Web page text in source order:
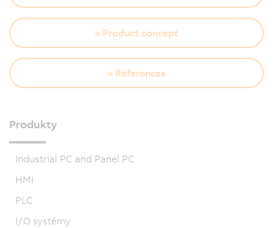
» Product concept
» References
Produkty
Industrial PC and Panel PC
HMI
PLC
I/O systémy